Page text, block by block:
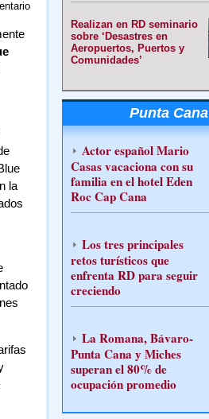
la
Realizan en RD seminario
sobre ‘Desastres en
Aeropuertos, Puertos y
Comunidades’
Punta Cana
Actor español Mario
Casas vacaciona con su
familia en el hotel Eden
Roc Cap Cana
Los tres principales
retos turísticos que
enfrenta RD para seguir
creciendo
La Romana, Bávaro-
Punta Cana y Miches
superan el 80% de
ocupación promedio